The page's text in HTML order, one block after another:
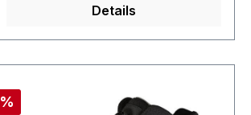
Details
Rabatt
%